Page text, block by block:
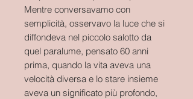
Mentre conversavamo con
semplicità, osservavo la luce che si
diffondeva nel piccolo salotto da
quel paralume, pensato 60 anni
prima, quando la vita aveva una
velocità diversa e lo stare insieme
aveva un significato più profondo,